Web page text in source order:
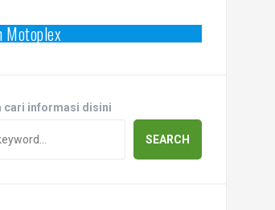
Motoplex
cari informasi disini
SEARCH